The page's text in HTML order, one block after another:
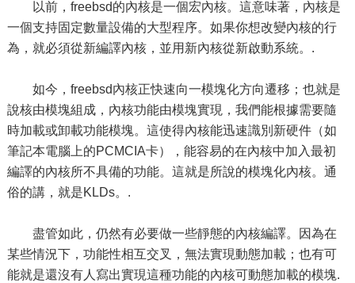
以前，freebsd的內核是一個宏內核。這意味著，內核是
一個支持固定數量設備的大型程序。如果你想改變內核的行
為，就必須從新編譯內核，並用新內核從新啟動系統。.
如今，freebsd內核正快速向一模塊化方向遷移；也就是
說核由模塊組成，內核功能由模塊實現，我們能根據需要隨
時加載或卸載功能模塊。這使得內核能迅速識別新硬件（如
筆記本電腦上的PCMCIA卡），能容易的在內核中加入最初
編譯的內核所不具備的功能。這就是所說的模塊化內核。通
俗的講，就是KLDs。.
盡管如此，仍然有必要做一些靜態的內核編譯。因為在
某些情況下，功能性相互交叉，無法實現動態加載；也有可
能就是還沒有人寫出實現這種功能的內核可動態加載的模塊.